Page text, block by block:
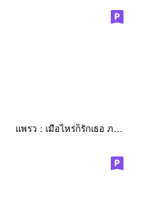
แพรว : เมื่อไหร่ก็รักเธอ ภาษาไทย+ญี่ปุ่น